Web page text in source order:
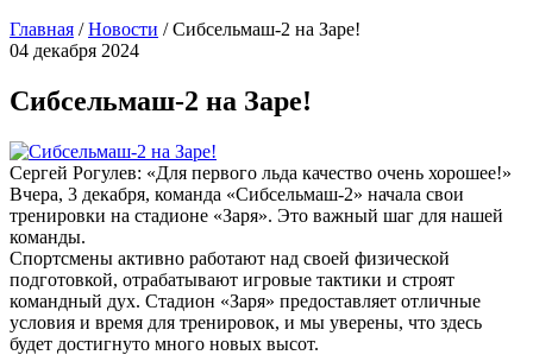
Главная /Новости /Сибсельмаш-2 на Заре!
04 декабря 2024
Сибсельмаш-2 на Заре!
Сергей Рогулев: «Для первого льда качество очень хорошее!»
Вчера, 3 декабря, команда «Сибсельмаш-2» начала свои
тренировки на стадионе «Заря». Это важный шаг для нашей
команды.
Спортсмены активно работают над своей физической
подготовкой, отрабатывают игровые тактики и строят
командный дух. Стадион «Заря» предоставляет отличные
условия и время для тренировок, и мы уверены, что здесь
будет достигнуто много новых высот.